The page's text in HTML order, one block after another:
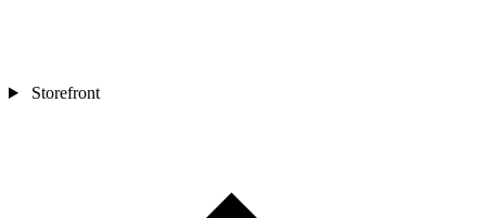
Storefront